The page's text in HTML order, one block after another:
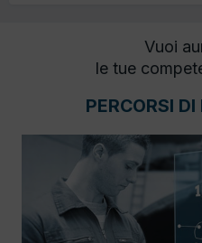
Vuoi
le tue
PERCORSI